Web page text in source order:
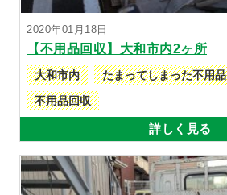
2020年01月18日
【不用品回収】大和市内2ヶ所
大和市内 たまってしまった不用品
不用品回収
詳しく見る